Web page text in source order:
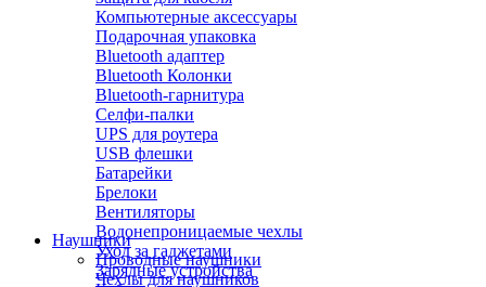
Компьютерные аксессуары
Подарочная упаковка
Bluetooth адаптер
Bluetooth Колонки
Bluetooth-гарнитура
Селфи-палки
UPS для роутера
USB флешки
Батарейки
Брелоки
Вентиляторы
Водонепроницаемые чехлы
Уход за гаджетами
Зарядные устройства
Наушники
Проводные наушники
Чехлы для наушников